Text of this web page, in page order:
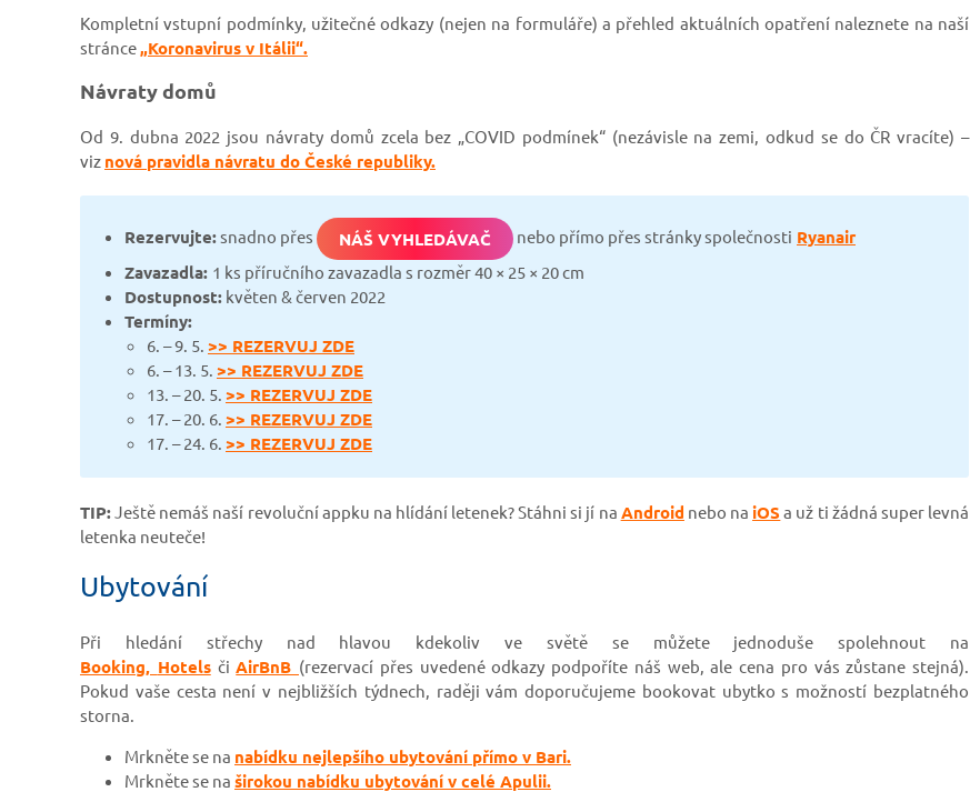
Kompletní vstupní podmínky, užitečné odkazy (nejen na formuláře) a přehled aktuálních opatření naleznete na naší
stránce„Koronavirus v Itálii“.
Návraty domů
Od 9. dubna 2022 jsou návraty domů zcela bez „COVID podmínek“ (nezávisle na zemi, odkud se do ČR vracíte) –
viz nová pravidla návratu do České republiky.
Rezervujte:snadno přes NÁŠ VYHLEDÁVAČ nebo přímo přes stránky společnosti Ryanair
Zavazadla: 1 ks příručního zavazadla s rozměr 40 × 25 × 20 cm
Dostupnost: květen & červen 2022
Termíny:
6. – 9. 5. >> REZERVUJ ZDE
6. – 13. 5. >> REZERVUJ ZDE
13. – 20. 5. >> REZERVUJ ZDE
17. – 20. 6. >> REZERVUJ ZDE
17. – 24. 6. >> REZERVUJ ZDE
TIP:Ještě nemáš naší revoluční appku na hlídání letenek? Stáhni si jí na Android nebo naiOS a už ti žádná super levná
letenka neuteče!
Ubytování
Při hledání střechy nad hlavou kdekoliv ve světě se můžete jednoduše spolehnout na
Booking, HotelsčiAirBnB (rezervací přes uvedené odkazy podpoříte náš web, ale cena pro vás zůstane stejná).
Pokud vaše cesta není v nejbližších týdnech, raději vám doporučujeme bookovat ubytko s možností bezplatného
storna.
Mrkněte se na nabídku nejlepšího ubytování přímo v Bari.
Mrkněte se na širokou nabídku ubytování v celé Apulii.